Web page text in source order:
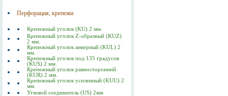
Перфорация, крепежи
Крепежный уголок (KU) 2 мм.
Крепежный уголок Z-образный (KUZ)
2 мм.
Крепежный уголок анкерный (KUL) 2
мм.
Крепежный уголок под 135 градусов
(KUS) 2 мм.
Крепежный уголок равносторонний
(KUR) 2 мм.
Крепежный уголок усиленный (KUU) 2
мм.
Угловой соединитель (US) 2мм